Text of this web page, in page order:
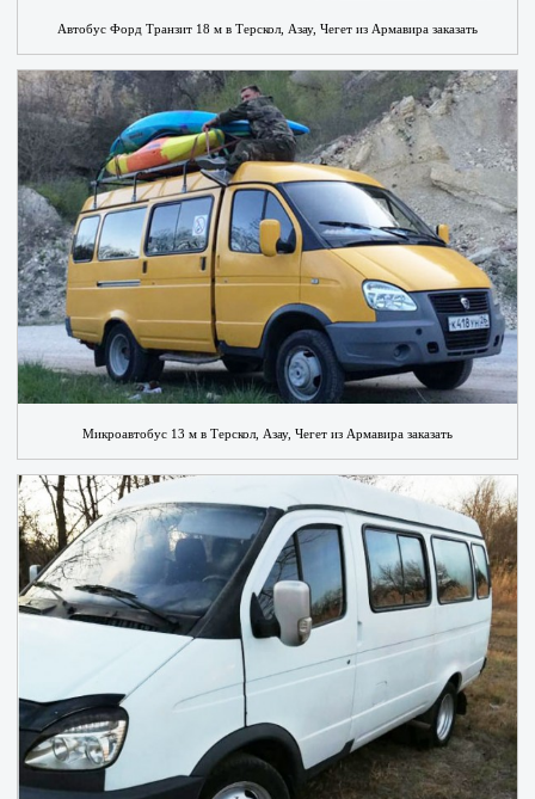
Автобус Форд Транзит 18 м в Терскол, Азау, Чегет из Армавира заказать
Микроавтобус 13 м в Терскол, Азау, Чегет из Армавира заказать